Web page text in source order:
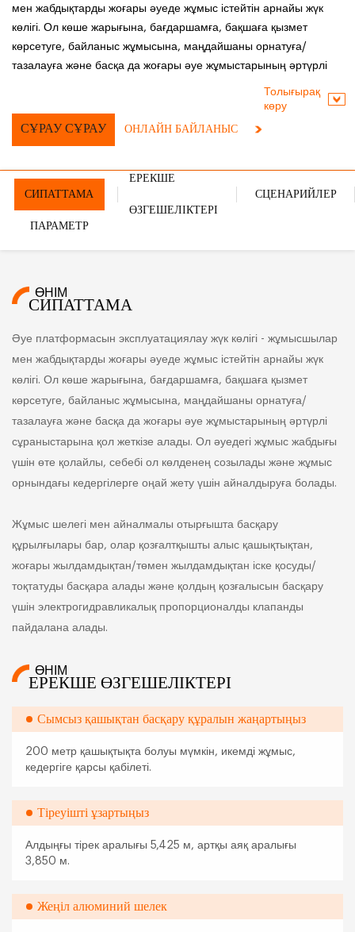
мен жабдықтарды жоғары әуеде жұмыс істейтін арнайы жүк
көлігі. Ол көше жарығына, бағдаршамға, бақшаға қызмет
көрсетуге, байланыс жұмысына, маңдайшаны орнатуға/
тазалауға және басқа да жоғары әуе жұмыстарының әртүрлі
үшін өте қолайлы, себебі ол көлденең созылады және жұмыс
орнындағы кедергілерге оңай жету үшін айналдыруға болады.
Толығырақ
көру
СҰРАУ СҰРАУ ОНЛАЙН БАЙЛАНЫС
СИПАТТАМА
ЕРЕКШЕ
ӨЗГЕШЕЛІКТЕРІ
СЦЕНАРИЙЛЕР
ПАРАМЕТР
ӨНІМ
СИПАТТАМА
Әуе платформасын эксплуатациялау жүк көлігі - жұмысшылар
мен жабдықтарды жоғары әуеде жұмыс істейтін арнайы жүк
көлігі. Ол көше жарығына, бағдаршамға, бақшаға қызмет
көрсетуге, байланыс жұмысына, маңдайшаны орнатуға/
тазалауға және басқа да жоғары әуе жұмыстарының әртүрлі
сұраныстарына қол жеткізе алады. Ол әуедегі жұмыс жабдығы
үшін өте қолайлы, себебі ол көлденең созылады және жұмыс
орнындағы кедергілерге оңай жету үшін айналдыруға болады.
Жұмыс шелегі мен айналмалы отырғышта басқару
құрылғылары бар, олар қозғалтқышты алыс қашықтықтан,
жоғары жылдамдықтан/төмен жылдамдықтан іске қосуды/
тоқтатуды басқара алады және қолдың қозғалысын басқару
үшін электрогидравликалық пропорционалды клапанды
пайдалана алады.
ӨНІМ
ЕРЕКШЕ ӨЗГЕШЕЛІКТЕРІ
Сымсыз қашықтан басқару құралын жаңартыңыз
200 метр қашықтықта болуы мүмкін, икемді жұмыс,
кедергіге қарсы қабілеті.
Тіреуішті ұзартыңыз
Алдыңғы тірек аралығы 5,425 м, артқы аяқ аралығы
3,850 м.
Жеңіл алюминий шелек